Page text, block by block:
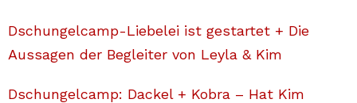
Dschungelcamp-Liebelei ist gestartet + Die
Aussagen der Begleiter von Leyla & Kim
Dschungelcamp: Dackel + Kobra – Hat Kim